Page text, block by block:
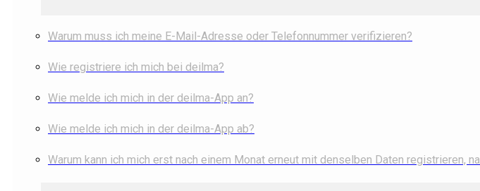
Warum muss ich meine E-Mail-Adresse oder Telefonnummer verifizieren?
Wie registriere ich mich bei deilma?
Wie melde ich mich in der deilma-App an?
Wie melde ich mich in der deilma-App ab?
Warum kann ich mich erst nach einem Monat erneut mit denselben Daten registrieren,